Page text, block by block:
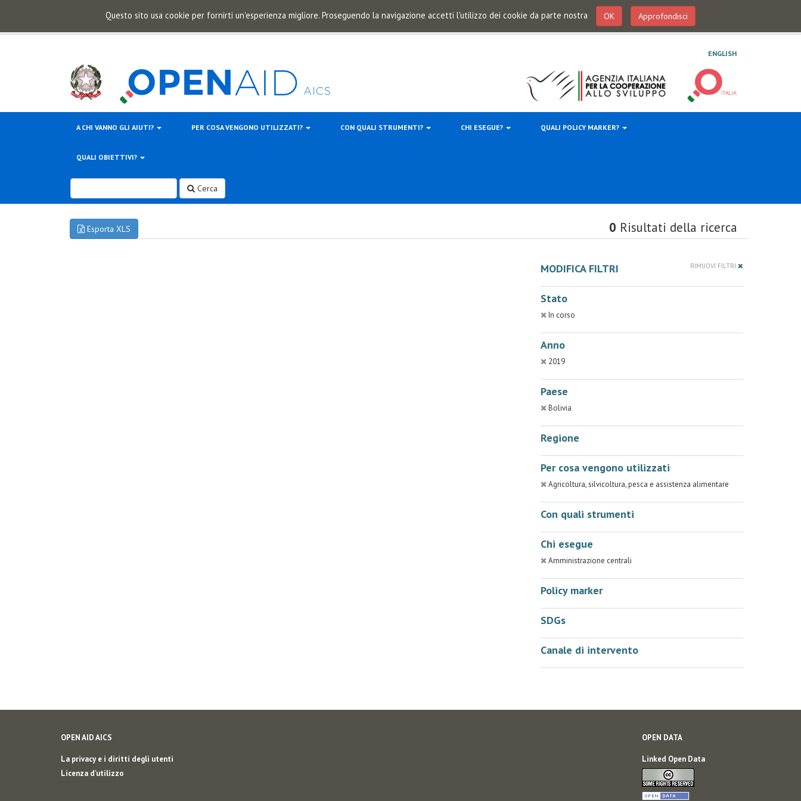
Questo sito usa cookie per fornirti un'esperienza migliore. Proseguendo la navigazione accetti l'utilizzo dei cookie da parte nostra OK Approfondisci
ENGLISH
A CHI VANNO GLI AIUTI? PER COSA VENGONO UTILIZZATI? CON QUALI STRUMENTI? CHI ESEGUE? QUALI POLICY MARKER?
QUALI OBIETTIVI?
Cerca
Esporta XLS 0 Risultati della ricerca
MODIFICA FILTRI RIMUOVI FILTRI
Stato
In corso
Anno
2019
Paese
Bolivia
Regione
Per cosa vengono utilizzati
Agricoltura, silvicoltura, pesca e assistenza alimentare
Con quali strumenti
Chi esegue
Amministrazione centrali
Policy marker
SDGs
Canale di intervento
OPEN AID AICS
La privacy e i diritti degli utenti
Licenza d'utilizzo
OPEN DATA
Linked Open Data